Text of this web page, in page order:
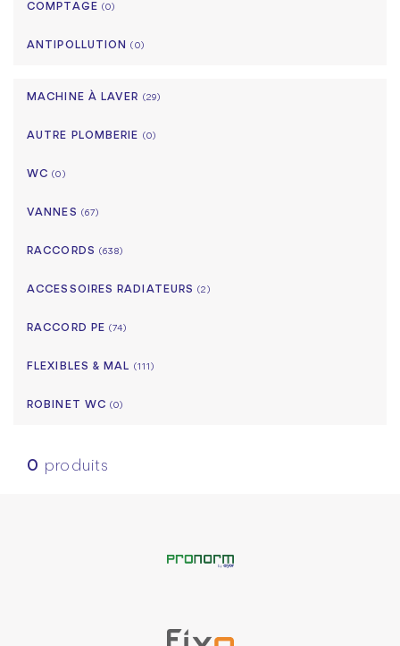
COMPTAGE (0)
ANTIPOLLUTION(0)
MACHINE À LAVER (29)
AUTRE PLOMBERIE (0)
WC(0)
VANNES (67)
RACCORDS (638)
ACCESSOIRES RADIATEURS(2)
RACCORD PE(74)
FLEXIBLES & MAL (111)
ROBINET WC(0)
0 produits